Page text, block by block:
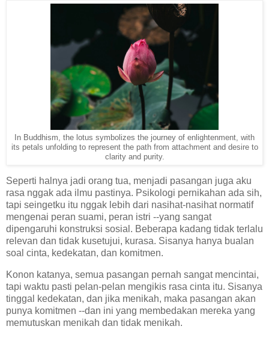
In Buddhism, the lotus symbolizes the journey of enlightenment, with
its petals unfolding to represent the path from attachment and desire to
clarity and purity.
Seperti halnya jadi orang tua, menjadi pasangan juga aku
rasa nggak ada ilmu pastinya. Psikologi pernikahan ada sih,
tapi seingetku itu nggak lebih dari nasihat-nasihat normatif
mengenai peran suami, peran istri --yang sangat
dipengaruhi konstruksi sosial. Beberapa kadang tidak terlalu
relevan dan tidak kusetujui, kurasa. Sisanya hanya bualan
soal cinta, kedekatan, dan komitmen.
Konon katanya, semua pasangan pernah sangat mencintai,
tapi waktu pasti pelan-pelan mengikis rasa cinta itu. Sisanya
tinggal kedekatan, dan jika menikah, maka pasangan akan
punya komitmen --dan ini yang membedakan mereka yang
memutuskan menikah dan tidak menikah.